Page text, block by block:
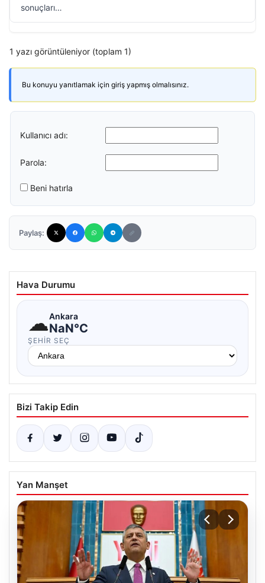
sonuçları…
1 yazı görüntüleniyor (toplam 1)
Bu konuyu yanıtlamak için giriş yapmış olmalısınız.
Kullanıcı adı:
Parola:
Beni hatırla
Paylaş:
Hava Durumu
☁Ankara
NaN°C
ŞEHIR SEÇ
Bizi Takip Edin
Yan Manşet